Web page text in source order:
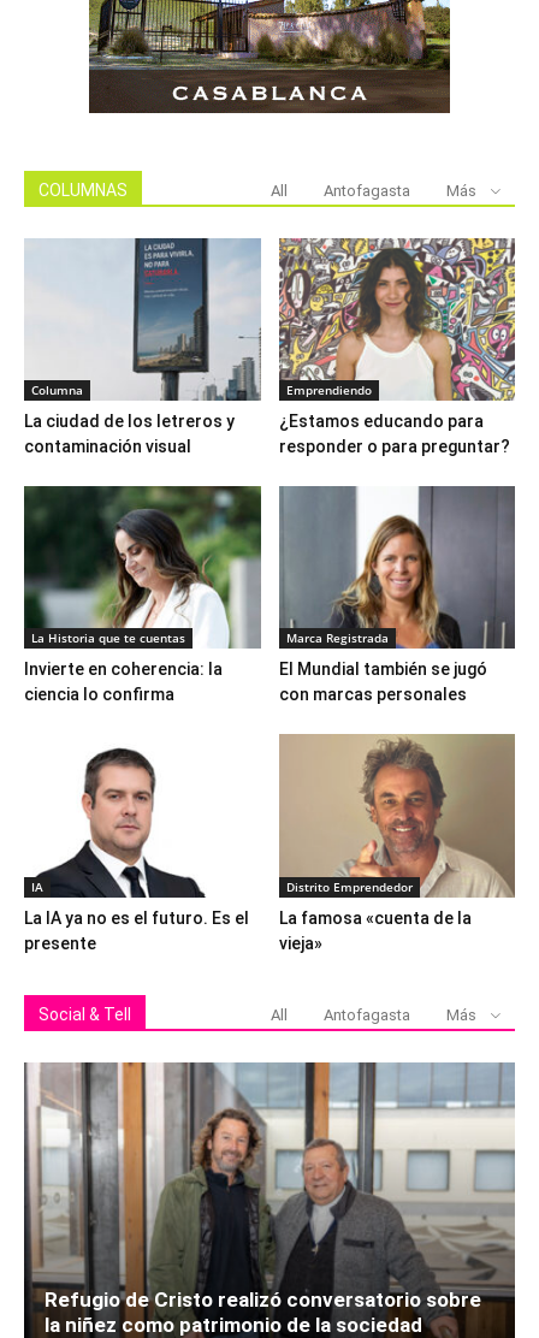
COLUMNAS All Antofagasta Más
Columna
La ciudad de los letreros y
contaminación visual
Emprendiendo
¿Estamos educando para
responder o para preguntar?
La Historia que te cuentas
Invierte en coherencia: la
ciencia lo confirma
Marca Registrada
El Mundial también se jugó
con marcas personales
IA
La IA ya no es el futuro. Es el
presente
Distrito Emprendedor
La famosa «cuenta de la
vieja»
Social & Tell All Antofagasta Más
Refugio de Cristo realizó conversatorio sobre
la niñez como patrimonio de la sociedad